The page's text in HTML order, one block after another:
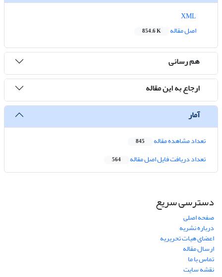
اصل مقاله
854.6 K
هم رسانی
ارجاع به این مقاله
آمار
تعداد مشاهده مقاله 845
تعداد دریافت فایل اصل مقاله 564
دسترسی سریع
صفحه اصلی
درباره نشریه
اعضای هیات تحریریه
ارسال مقاله
تماس با ما
نقشه سایت